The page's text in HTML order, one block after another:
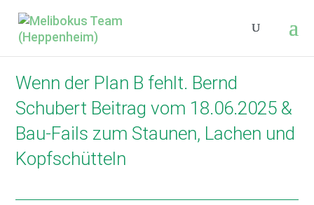
Wenn der Plan B fehlt. Bernd
Schubert Beitrag vom 18.06.2025 &
Bau-Fails zum Staunen, Lachen und
Kopfschütteln